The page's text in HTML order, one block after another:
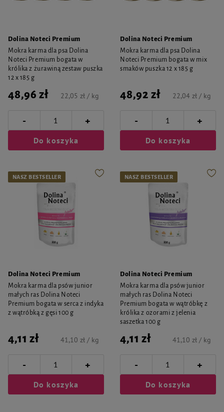
Dolina Noteci Premium
Mokra karma dla psa Dolina
Noteci Premium bogata w
królika z żurawiną zestaw puszka
12 x 185 g
48,96 zł 22,05 zł / kg
- +
Do koszyka
Dolina Noteci Premium
Mokra karma dla psa Dolina
Noteci Premium bogata w mix
smaków puszka 12 x 185 g
48,92 zł 22,04 zł / kg
- +
Do koszyka
NASZ BESTSELLER
Dolina Noteci Premium
Mokra karma dla psów junior
małych ras Dolina Noteci
Premium bogata w serca z indyka
z wątróbką z gęsi 100 g
4,11 zł 41,10 zł / kg
- +
Do koszyka
NASZ BESTSELLER
Dolina Noteci Premium
Mokra karma dla psów junior
małych ras Dolina Noteci
Premium bogata w wątróbkę z
królika z ozorami z jelenia
saszetka 100 g
4,11 zł 41,10 zł / kg
- +
Do koszyka